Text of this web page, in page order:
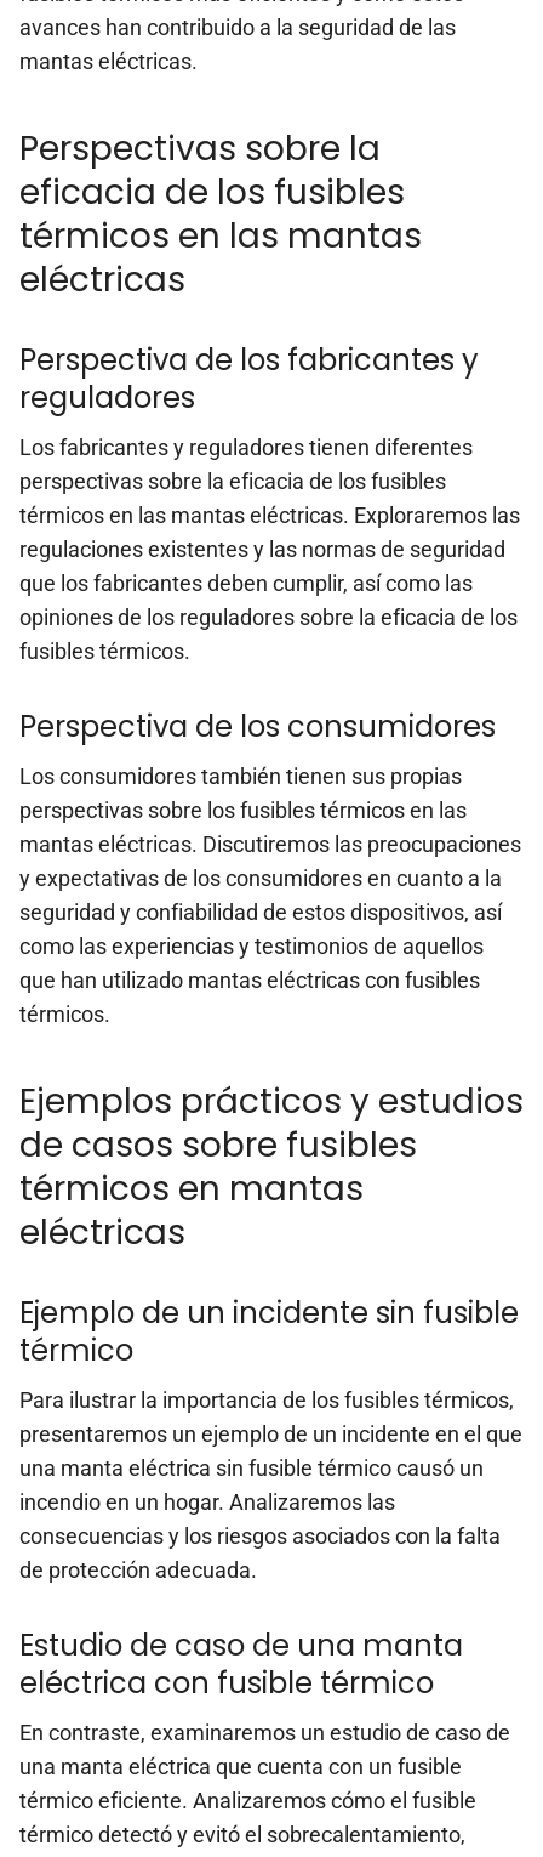
avances han contribuido a la seguridad de las
mantas eléctricas.
Perspectivas sobre la
eficacia de los fusibles
térmicos en las mantas
eléctricas
Perspectiva de los fabricantes y
reguladores
Los fabricantes y reguladores tienen diferentes
perspectivas sobre la eficacia de los fusibles
térmicos en las mantas eléctricas. Exploraremos las
regulaciones existentes y las normas de seguridad
que los fabricantes deben cumplir, así como las
opiniones de los reguladores sobre la eficacia de los
fusibles térmicos.
Perspectiva de los consumidores
Los consumidores también tienen sus propias
perspectivas sobre los fusibles térmicos en las
mantas eléctricas. Discutiremos las preocupaciones
y expectativas de los consumidores en cuanto a la
seguridad y confiabilidad de estos dispositivos, así
como las experiencias y testimonios de aquellos
que han utilizado mantas eléctricas con fusibles
térmicos.
Ejemplos prácticos y estudios
de casos sobre fusibles
térmicos en mantas
eléctricas
Ejemplo de un incidente sin fusible
térmico
Para ilustrar la importancia de los fusibles térmicos,
presentaremos un ejemplo de un incidente en el que
una manta eléctrica sin fusible térmico causó un
incendio en un hogar. Analizaremos las
consecuencias y los riesgos asociados con la falta
de protección adecuada.
Estudio de caso de una manta
eléctrica con fusible térmico
En contraste, examinaremos un estudio de caso de
una manta eléctrica que cuenta con un fusible
térmico eficiente. Analizaremos cómo el fusible
térmico detectó y evitó el sobrecalentamiento,